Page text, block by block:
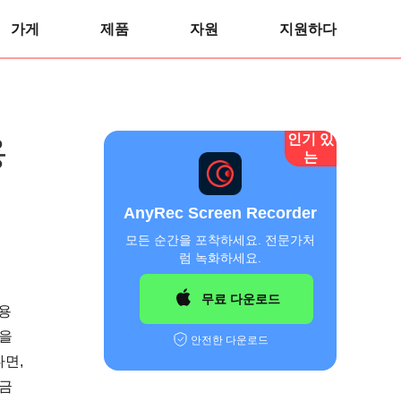
가게 제품 자원 지원하다
인기 있
는
AnyRec Screen Recorder
모든 순간을 포착하세요. 전문가처
럼 녹화하세요.
무료 다운로드
안전한 다운로드
면,